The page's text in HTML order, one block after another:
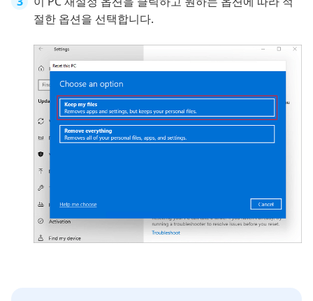
절한 옵션을 선택합니다.